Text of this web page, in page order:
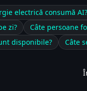
electrică consumă AI?
zi?
Câte persoane
disponibile?
Câte